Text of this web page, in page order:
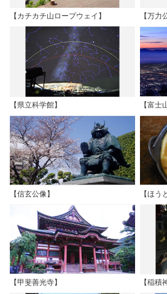
【カチカチ山ロープウェイ】 【万力
【県立科学館】 【富士
【信玄公像】 【ほう
【甲斐善光寺】 【稲積